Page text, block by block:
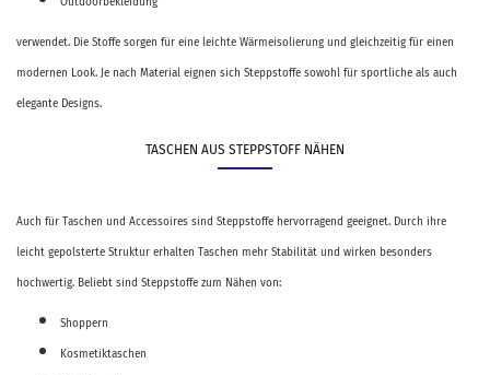
verwendet. Die Stoffe sorgen für eine leichte Wärmeisolierung und gleichzeitig für einen
modernen Look. Je nach Material eignen sich Steppstoffe sowohl für sportliche als auch
elegante Designs.
TASCHEN AUS STEPPSTOFF NÄHEN
Auch für Taschen und Accessoires sind Steppstoffe hervorragend geeignet. Durch ihre
leicht gepolsterte Struktur erhalten Taschen mehr Stabilität und wirken besonders
hochwertig. Beliebt sind Steppstoffe zum Nähen von:
Shoppern
Kosmetiktaschen